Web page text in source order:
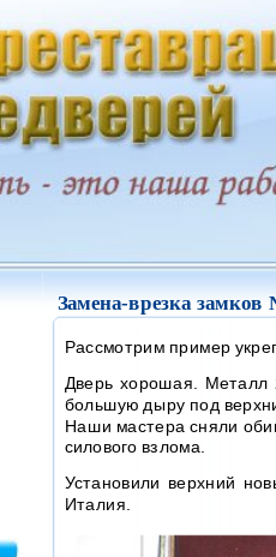
Замена-врезка замков
Рассмотрим пример
Дверь хорошая. Металл
большую дыру под
Наши мастера сняли
силового взлома.
Установили верхний
Италия.